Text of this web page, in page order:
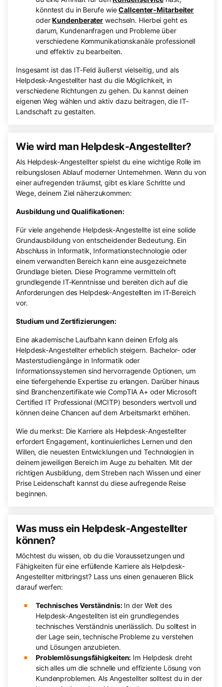
könntest du in Berufe wieCallcenter-Mitarbeiter
oderKundenberater wechseln. Hierbei geht es
darum, Kundenanfragen und Probleme über
verschiedene Kommunikationskanäle professionell
und effektiv zu bearbeiten.
Insgesamt ist das IT-Feld äußerst vielseitig, und als
Helpdesk-Angestellter hast du die Möglichkeit, in
verschiedene Richtungen zu gehen. Du kannst deinen
eigenen Weg wählen und aktiv dazu beitragen, die IT-
Landschaft zu gestalten.
Wie wird man Helpdesk-Angestellter?
Als Helpdesk-Angestellter spielst du eine wichtige Rolle im
reibungslosen Ablauf moderner Unternehmen. Wenn du von
einer aufregenden träumst, gibt es klare Schritte und
Wege, deinem Ziel näherzukommen:
Ausbildung und Qualifikationen:
Für viele angehende Helpdesk-Angestellte ist eine solide
Grundausbildung von entscheidender Bedeutung. Ein
Abschluss in Informatik, Informationstechnologie oder
einem verwandten Bereich kann eine ausgezeichnete
Grundlage bieten. Diese Programme vermitteln oft
grundlegende IT-Kenntnisse und bereiten dich auf die
Anforderungen des Helpdesk-Angestellten im IT-Bereich
vor.
Studium und Zertifizierungen:
Eine akademische Laufbahn kann deinen Erfolg als
Helpdesk-Angestellter erheblich steigern. Bachelor- oder
Masterstudiengänge in Informatik oder
Informationssystemen sind hervorragende Optionen, um
eine tiefergehende Expertise zu erlangen. Darüber hinaus
sind Branchenzertifikate wie CompTIA A+ oder Microsoft
Certified IT Professional (MCITP) besonders wertvoll und
können deine Chancen auf dem Arbeitsmarkt erhöhen.
Wie du merkst: Die Karriere als Helpdesk-Angestellter
erfordert Engagement, kontinuierliches Lernen und den
Willen, die neuesten Entwicklungen und Technologien in
deinem jeweiligen Bereich im Auge zu behalten. Mit der
richtigen Ausbildung, dem Streben nach Wissen und einer
Prise Leidenschaft kannst du diese aufregende Reise
beginnen.
Was muss ein Helpdesk-Angestellter
können?
Möchtest du wissen, ob du die Voraussetzungen und
Fähigkeiten für eine erfüllende Karriere als Helpdesk-
Angestellter mitbringst? Lass uns einen genaueren Blick
darauf werfen:
Technisches Verständnis:In der Welt des
Helpdesk-Angestellten ist ein grundlegendes
technisches Verständnis unerlässlich. Du solltest in
der Lage sein, technische Probleme zu verstehen
und Lösungen anzubieten.
Problemlösungsfähigkeiten: Im Helpdesk dreht
sich alles um die schnelle und effiziente Lösung von
Kundenproblemen. Als Angestellter solltest du in der